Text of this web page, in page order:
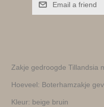
Email a friend
Zakje gedroogde Tillandsia
Hoeveel: Boterhamzakje
Kleur: beige bruin